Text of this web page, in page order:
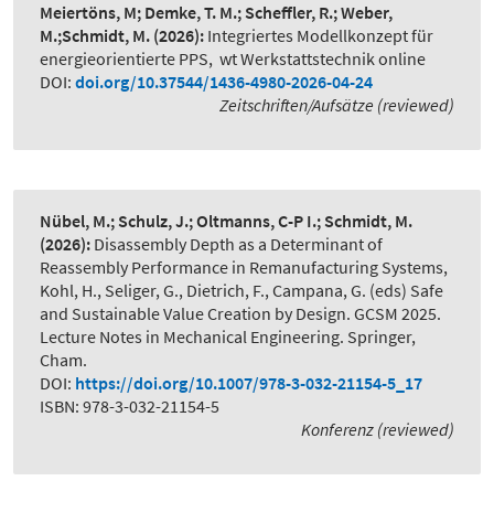
Meiertöns, M; Demke, T. M.; Scheffler, R.; Weber,
M.;Schmidt, M. (2026): Integriertes Modellkonzept für
energieorientierte PPS, wt Werkstattstechnik online
DOI: doi.org/10.37544/1436-4980-2026-04-24
Zeitschriften/Aufsätze (reviewed)
Nübel, M.; Schulz, J.; Oltmanns, C-P I.; Schmidt, M.
(2026): Disassembly Depth as a Determinant of
Reassembly Performance in Remanufacturing Systems,
Kohl, H., Seliger, G., Dietrich, F., Campana, G. (eds) Safe
and Sustainable Value Creation by Design. GCSM 2025.
Lecture Notes in Mechanical Engineering. Springer,
Cham.
DOI: https://doi.org/10.1007/978-3-032-21154-5_17
ISBN: 978-3-032-21154-5
Konferenz (reviewed)